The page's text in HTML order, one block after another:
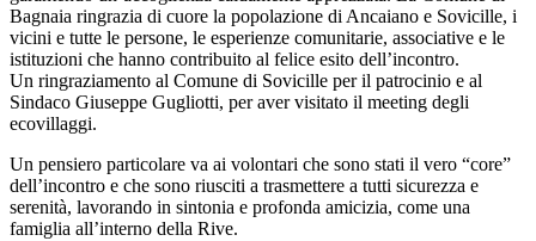
Bagnaia ringrazia di cuore la popolazione di Ancaiano e Sovicille, i
vicini e tutte le persone, le esperienze comunitarie, associative e le
istituzioni che hanno contribuito al felice esito dell’incontro.
Un ringraziamento al Comune di Sovicille per il patrocinio e al
Sindaco Giuseppe Gugliotti, per aver visitato il meeting degli
ecovillaggi.
Un pensiero particolare va ai volontari che sono stati il vero “core”
dell’incontro e che sono riusciti a trasmettere a tutti sicurezza e
serenità, lavorando in sintonia e profonda amicizia, come una
famiglia all’interno della Rive.